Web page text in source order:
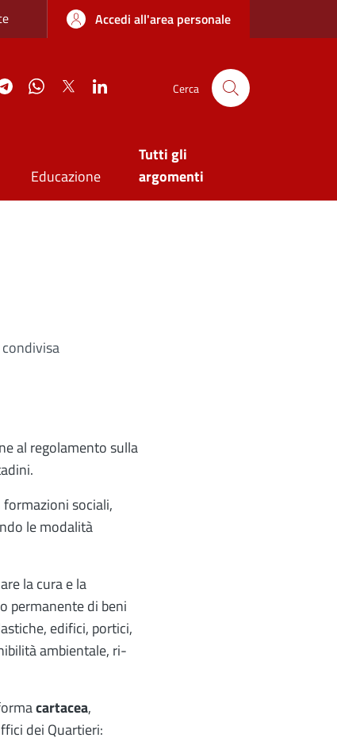
sottileAccedi all'area personale
TelegramWhatsApp
Twitter Cerca
Educazione
Tutti gli
argomenti
al regolamento sulla
sociali,
le modalità
la cura e la
permanente di beni
edifici, portici,
ambientale, ri-
cartacea,
dei Quartieri: